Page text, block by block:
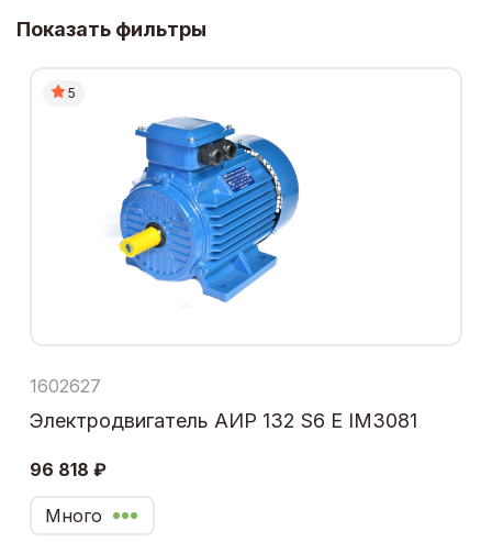
Показать фильтры
5
1602627
Электродвигатель АИР 132 S6 Е IM3081
96 818 ₽
Много